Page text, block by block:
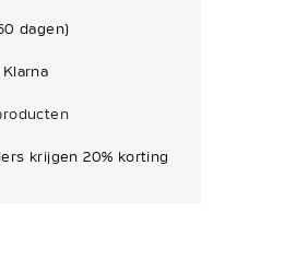
dagen)
krijgen 20% korting